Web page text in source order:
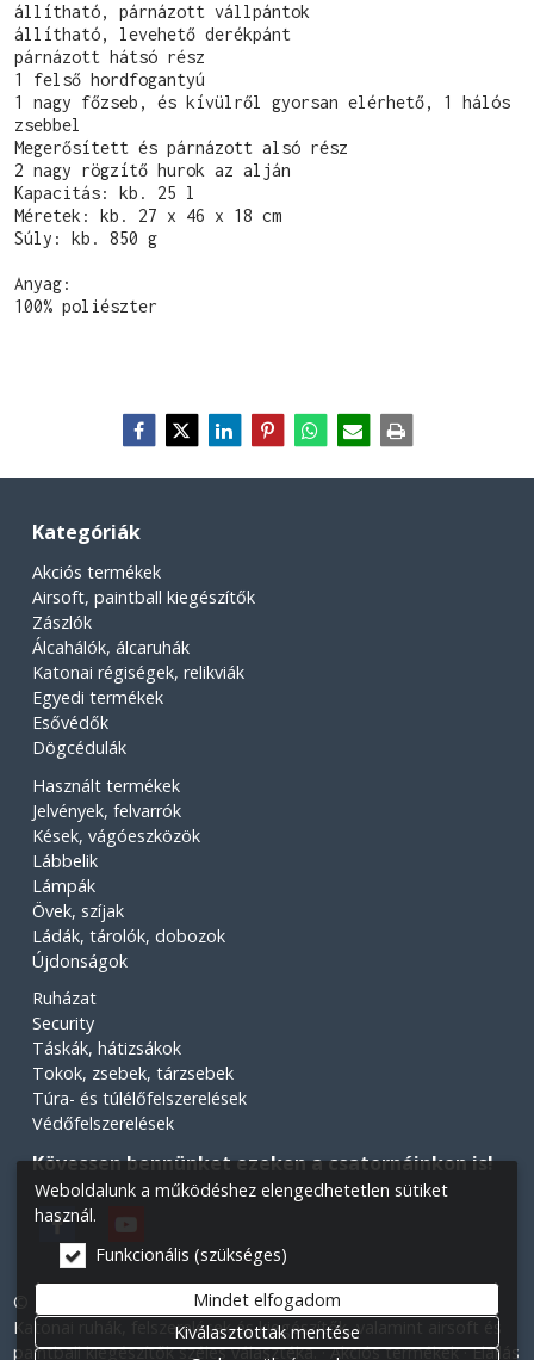
állítható, párnázott vállpántok
állítható, levehető derékpánt
párnázott hátsó rész
1 felső hordfogantyú
1 nagy főzseb, és kívülről gyorsan elérhető, 1 hálós
zsebbel
Megerősített és párnázott alsó rész
2 nagy rögzítő hurok az alján
Kapacitás: kb. 25 l
Méretek: kb. 27 x 46 x 18 cm
Súly: kb. 850 g
Anyag:
100% poliészter
Kategóriák
Akciós termékek
Airsoft, paintball kiegészítők
Zászlók
Álcahálók, álcaruhák
Katonai régiségek, relikviák
Egyedi termékek
Esővédők
Dögcédulák
Használt termékek
Jelvények, felvarrók
Kések, vágóeszközök
Lábbelik
Lámpák
Övek, szíjak
Ládák, tárolók, dobozok
Újdonságok
Ruházat
Security
Táskák, hátizsákok
Tokok, zsebek, tárzsebek
Túra- és túlélőfelszerelések
Védőfelszerelések
Kövessen bennünket ezeken a csatornáinkon is!
© 2026 Minden jog fenntartva! Légiós Military webáruház.
Katonai ruhák, felszerelések és kiegészítők, valamint airsoft és
paintball kiegészítők széles választéka. Akciós termékek Elállás
Weboldalunk a működéshez elengedhetetlen sütiket
használ.
Funkcionális (szükséges)
Mindet elfogadom
Kiválasztottak mentése